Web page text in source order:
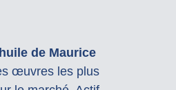
de Maurice
œuvres les plus